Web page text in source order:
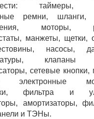
таймеры,
ремни, шланги,
моторы,
манжеты, щетки,
насосы,
клапаны
сетевые кнопки,
электронные
фильтра и
амортизаторы,
и ТЭНы.